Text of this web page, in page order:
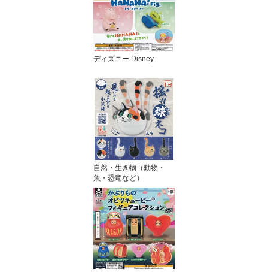
ディズニー Disney
自然・生き物（動物・
魚・恐竜など）